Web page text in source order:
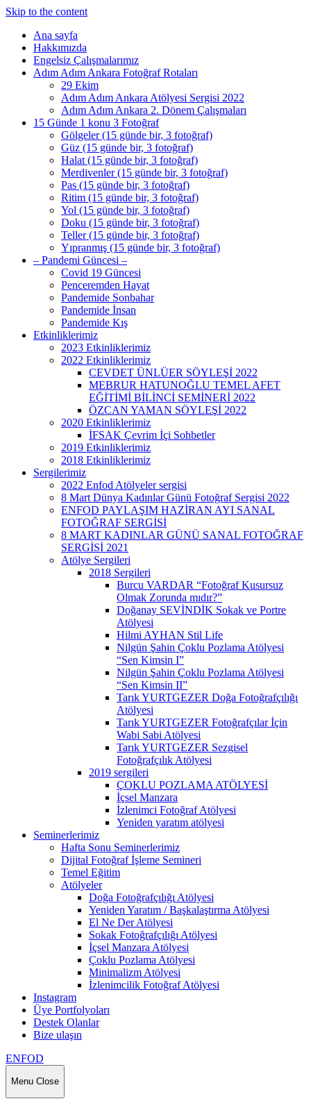
Skip to the content
Ana sayfa
Hakkımızda
Engelsiz Çalışmalarımız
Adım Adım Ankara Fotoğraf Rotaları
29 Ekim
Adım Adım Ankara Atölyesi Sergisi 2022
Adım Adım Ankara 2. Dönem Çalışmaları
15 Günde 1 konu 3 Fotoğraf
Gölgeler (15 günde bir, 3 fotoğraf)
Güz (15 günde bir, 3 fotoğraf)
Halat (15 günde bir, 3 fotoğraf)
Merdivenler (15 günde bir, 3 fotoğraf)
Pas (15 günde bir, 3 fotoğraf)
Ritim (15 günde bir, 3 fotoğraf)
Yol (15 günde bir, 3 fotoğraf)
Doku (15 günde bir, 3 fotoğraf)
Teller (15 günde bir, 3 fotoğraf)
Yıpranmış (15 günde bir, 3 fotoğraf)
– Pandemi Güncesi –
Covid 19 Güncesi
Penceremden Hayat
Pandemide Sonbahar
Pandemide İnsan
Pandemide Kış
Etkinliklerimiz
2023 Etkinliklerimiz
2022 Etkinliklerimiz
CEVDET ÜNLÜER SÖYLEŞİ 2022
MEBRUR HATUNOĞLU TEMEL AFET
EĞİTİMİ BİLİNCİ SEMİNERİ 2022
ÖZCAN YAMAN SÖYLEŞİ 2022
2020 Etkinliklerimiz
İFSAK Çevrim İçi Sohbetler
2019 Etkinliklerimiz
2018 Etkinliklerimiz
Sergilerimiz
2022 Enfod Atölyeler sergisi
8 Mart Dünya Kadınlar Günü Fotoğraf Sergisi 2022
ENFOD PAYLAŞIM HAZİRAN AYI SANAL
FOTOĞRAF SERGİSİ
8 MART KADINLAR GÜNÜ SANAL FOTOĞRAF
SERGİSİ 2021
Atölye Sergileri
2018 Sergileri
Burcu VARDAR “Fotoğraf Kusursuz
Olmak Zorunda mıdır?”
Doğanay SEVİNDİK Sokak ve Portre
Atölyesi
Hilmi AYHAN Stil Life
Nilgün Şahin Çoklu Pozlama Atölyesi
“Sen Kimsin I”
Nilgün Şahin Çoklu Pozlama Atölyesi
“Sen Kimsin II”
Tarık YURTGEZER Doğa Fotoğrafçılığı
Atölyesi
Tarık YURTGEZER Fotoğrafçılar İçin
Wabi Sabi Atölyesi
Tarık YURTGEZER Sezgisel
Fotoğrafçılık Atölyesi
2019 sergileri
ÇOKLU POZLAMA ATÖLYESİ
İçsel Manzara
İzlenimci Fotoğraf Atölyesi
Yeniden yaratım atölyesi
Seminerlerimiz
Hafta Sonu Seminerlerimiz
Dijital Fotoğraf İşleme Semineri
Temel Eğitim
Atölyeler
Doğa Fotoğrafçılığı Atölyesi
Yeniden Yaratım / Başkalaştırma Atölyesi
El Ne Der Atölyesi
Sokak Fotoğrafçılığı Atölyesi
İçsel Manzara Atölyesi
Çoklu Pozlama Atölyesi
Minimalizm Atölyesi
İzlenimcilik Fotoğraf Atölyesi
Instagram
Üye Portfolyoları
Destek Olanlar
Bize ulaşın
ENFOD
Menu Close